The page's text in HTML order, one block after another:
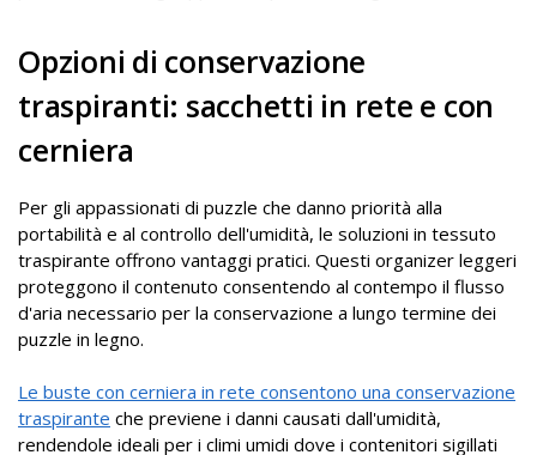
Opzioni di conservazione
traspiranti: sacchetti in rete e con
cerniera
Per gli appassionati di puzzle che danno priorità alla
portabilità e al controllo dell'umidità, le soluzioni in tessuto
traspirante offrono vantaggi pratici. Questi organizer leggeri
proteggono il contenuto consentendo al contempo il flusso
d'aria necessario per la conservazione a lungo termine dei
puzzle in legno.
Le buste con cerniera in rete consentono una conservazione
traspirante che previene i danni causati dall'umidità,
rendendole ideali per i climi umidi dove i contenitori sigillati